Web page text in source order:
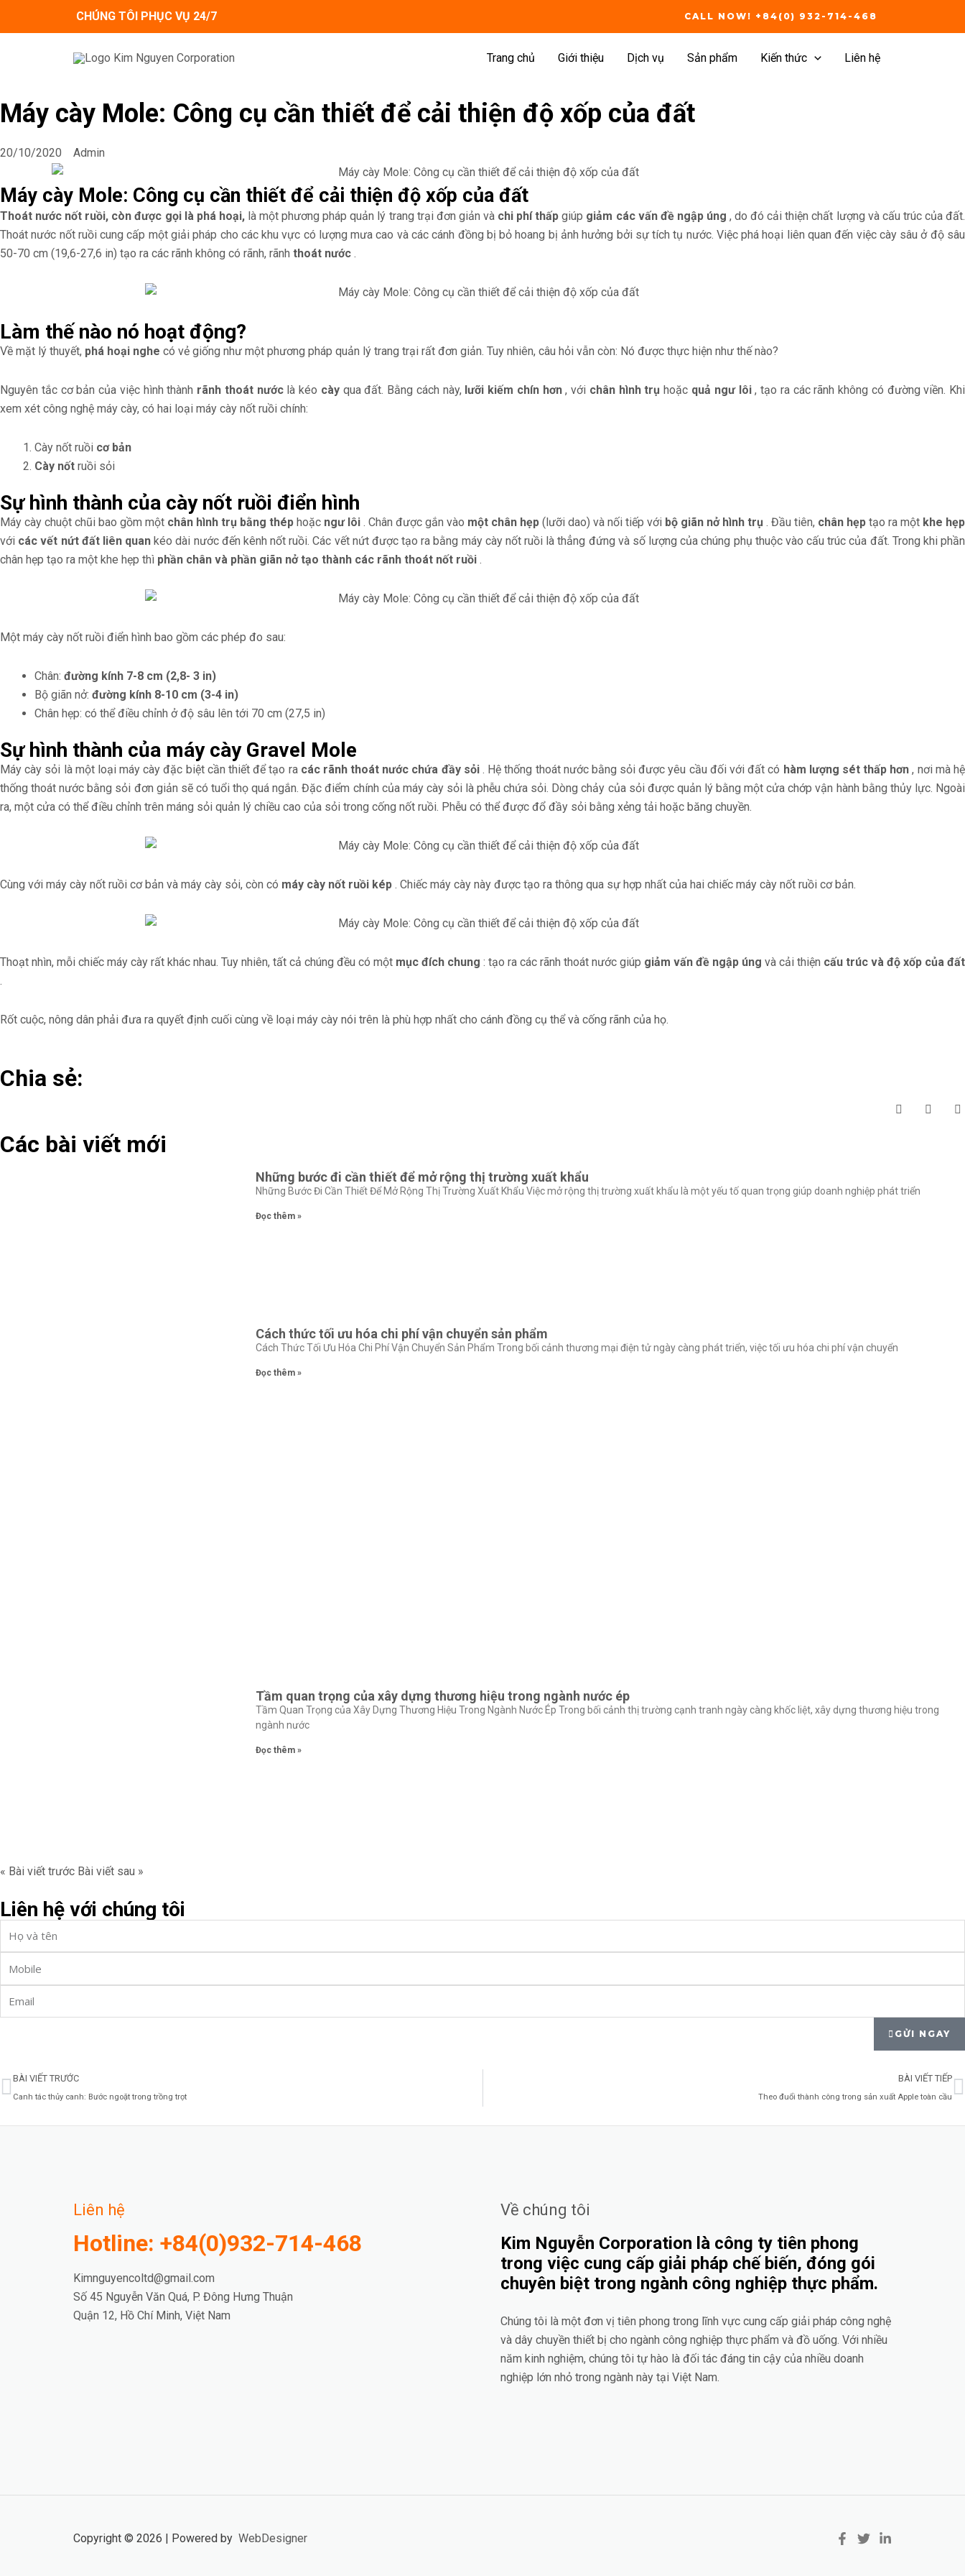
CHÚNG TÔI PHỤC VỤ 24/7 CALL NOW! +84(0) 932-714-468
Trang chủ Giới thiệu Dịch vụ Sản phẩm Kiến thức Liên hệ
Máy cày Mole: Công cụ cần thiết để cải thiện độ xốp của đất
20/10/2020 Admin
Máy cày Mole: Công cụ cần thiết để cải thiện độ xốp của đất
Thoát nước nốt ruồi, còn được gọi là phá hoại, là một phương pháp quản lý trang trại đơn giản và chi phí thấpgiúp giảm các vấn đề ngập úng , do đó cải thiện chất lượng và cấu trúc của đất.
Thoát nước nốt ruồi cung cấp một giải pháp cho các khu vực có lượng mưa cao và các cánh đồng bị bỏ hoang bị ảnh hưởng bởi sự tích tụ nước. Việc phá hoại liên quan đến việc cày sâu ở độ sâu
50-70 cm (19,6-27,6 in) tạo ra các rãnh không có rãnh, rãnh thoát nước
Làm thế nào nó hoạt động?
Về mặt lý thuyết, phá hoại nghe có vẻ giống như một phương pháp quản lý trang trại rất đơn giản. Tuy nhiên, câu hỏi vẫn còn: Nó được thực hiện như thế nào?
Nguyên tắc cơ bản của việc hình thành rãnh thoát nước là kéo cày qua đất. Bằng cách này, lưỡi kiếm chín hơn, với chân hình trụhoặc quả ngư lôi, tạo ra các rãnh không có đường viền. Khi
xem xét công nghệ máy cày, có hai loại máy cày nốt ruồi chính:
Cày nốt ruồi cơ bản
Cày nốt ruồi sỏi
Sự hình thành của cày nốt ruồi điển hình
Máy cày chuột chũi bao gồm một chân hình trụ bằng thép hoặc ngư lôi . Chân được gắn vào một chân hẹp (lưỡi dao) và nối tiếp với bộ giãn nở hình trụ . Đầu tiên, chân hẹp tạo ra một khe hẹp
với các vết nứt đất liên quankéo dài nước đến kênh nốt ruồi. Các vết nứt được tạo ra bằng máy cày nốt ruồi là thẳng đứng và số lượng của chúng phụ thuộc vào cấu trúc của đất. Trong khi phần
chân hẹp tạo ra một khe hẹp thì phần chân và phần giãn nở tạo thành các rãnh thoát nốt ruồi
Một máy cày nốt ruồi điển hình bao gồm các phép đo sau:
Chân: đường kính 7-8 cm (2,8- 3 in)
Bộ giãn nở: đường kính 8-10 cm (3-4 in)
Chân hẹp: có thể điều chỉnh ở độ sâu lên tới 70 cm (27,5 in)
Sự hình thành của máy cày Gravel Mole
Máy cày sỏi là một loại máy cày đặc biệt cần thiết để tạo ra các rãnh thoát nước chứa đầy sỏi . Hệ thống thoát nước bằng sỏi được yêu cầu đối với đất có hàm lượng sét thấp hơn, nơi mà hệ
thống thoát nước bằng sỏi đơn giản sẽ có tuổi thọ quá ngắn. Đặc điểm chính của máy cày sỏi là phễu chứa sỏi. Dòng chảy của sỏi được quản lý bằng một cửa chớp vận hành bằng thủy lực. Ngoài
ra, một cửa có thể điều chỉnh trên máng sỏi quản lý chiều cao của sỏi trong cống nốt ruồi. Phễu có thể được đổ đầy sỏi bằng xẻng tải hoặc băng chuyền.
Cùng với máy cày nốt ruồi cơ bản và máy cày sỏi, còn có máy cày nốt ruồi kép . Chiếc máy cày này được tạo ra thông qua sự hợp nhất của hai chiếc máy cày nốt ruồi cơ bản.
Thoạt nhìn, mỗi chiếc máy cày rất khác nhau. Tuy nhiên, tất cả chúng đều có một mục đích chung : tạo ra các rãnh thoát nước giúp giảm vấn đề ngập úng và cải thiện cấu trúc và độ xốp của đất
Rốt cuộc, nông dân phải đưa ra quyết định cuối cùng về loại máy cày nói trên là phù hợp nhất cho cánh đồng cụ thể và cống rãnh của họ.
Chia sẻ:
Các bài viết mới
Những bước đi cần thiết để mở rộng thị trường xuất khẩu
Những Bước Đi Cần Thiết Để Mở Rộng Thị Trường Xuất Khẩu Việc mở rộng thị trường xuất khẩu là một yếu tố quan trọng giúp doanh nghiệp phát triển
Đọc thêm »
Cách thức tối ưu hóa chi phí vận chuyển sản phẩm
Cách Thức Tối Ưu Hóa Chi Phí Vận Chuyển Sản Phẩm Trong bối cảnh thương mại điện tử ngày càng phát triển, việc tối ưu hóa chi phí vận chuyển
Đọc thêm »
Tầm quan trọng của xây dựng thương hiệu trong ngành nước ép
Tầm Quan Trọng của Xây Dựng Thương Hiệu Trong Ngành Nước Ép Trong bối cảnh thị trường cạnh tranh ngày càng khốc liệt, xây dựng thương hiệu trong
ngành nước
Đọc thêm »
« Bài viết trước Bài viết sau »
Liên hệ với chúng tôi
Name
GỬI NGAY
Prev
BÀI VIẾT TRƯỚC
Canh tác thủy canh: Bước ngoặt trong trồng trọt
BÀI VIẾT TIẾP
Theo đuổi thành công trong sản xuất Apple toàn cầu
Liên hệ
Hotline: +84(0)932-714-468
Kimnguyencoltd@gmail.com
Số 45 Nguyễn Văn Quá, P. Đông Hưng Thuận
Quận 12, Hồ Chí Minh, Việt Nam
Về chúng tôi
Kim Nguyễn Corporation là công ty tiên phong
trong việc cung cấp giải pháp chế biến, đóng gói
chuyên biệt trong ngành công nghiệp thực phẩm.
Chúng tôi là một đơn vị tiên phong trong lĩnh vực cung cấp giải pháp công nghệ
và dây chuyền thiết bị cho ngành công nghiệp thực phẩm và đồ uống. Với nhiều
năm kinh nghiệm, chúng tôi tự hào là đối tác đáng tin cậy của nhiều doanh
nghiệp lớn nhỏ trong ngành này tại Việt Nam.
Copyright © 2026 | Powered by WebDesigner